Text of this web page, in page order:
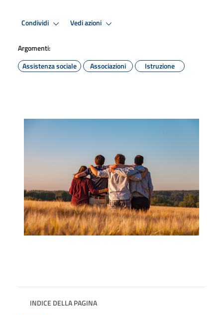
Condividi Vedi azioni
Argomenti:
Assistenza sociale
Associazioni Istruzione
INDICE DELLA PAGINA